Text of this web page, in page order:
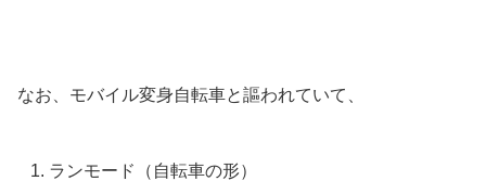
なお、モバイル変身自転車と謳われていて、
ランモード（自転車の形）